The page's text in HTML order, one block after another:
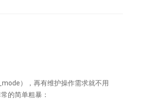
），再有维护操作需求就不用
的简单粗暴：